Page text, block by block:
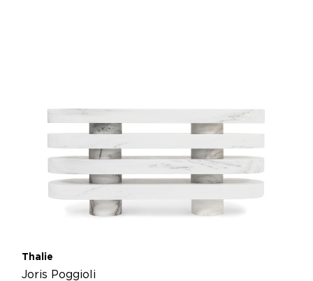
Thalie
Joris Poggioli